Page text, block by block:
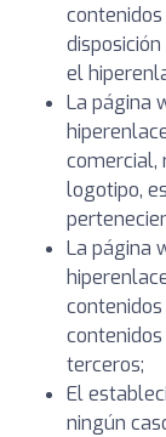
el
La página
comercial,
logotipo,
La página
terceros;
El
ningún